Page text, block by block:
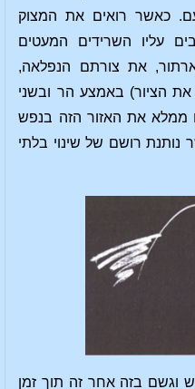
כאשר רואים את המצוק
עליו השרידים המעטים
את צורתם הנפלאה,
הציור) באמצע הר ובשני
ממלא את האזור הזה בנפש
נותנת רושם של שינוי בלתי
וגשם בזה אחר זה תוך זמן